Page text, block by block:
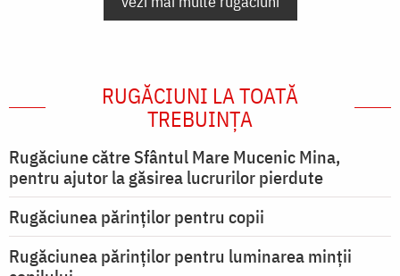
RUGĂCIUNI LA TOATĂ
TREBUINȚA
Rugăciune către Sfântul Mare Mucenic Mina,
pentru ajutor la găsirea lucrurilor pierdute
Rugăciunea părinților pentru copii
Rugăciunea părinților pentru luminarea minţii